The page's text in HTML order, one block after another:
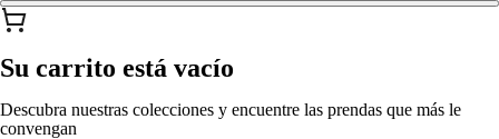
Su carrito está vacío
Descubra nuestras colecciones y encuentre las prendas que más le
convengan